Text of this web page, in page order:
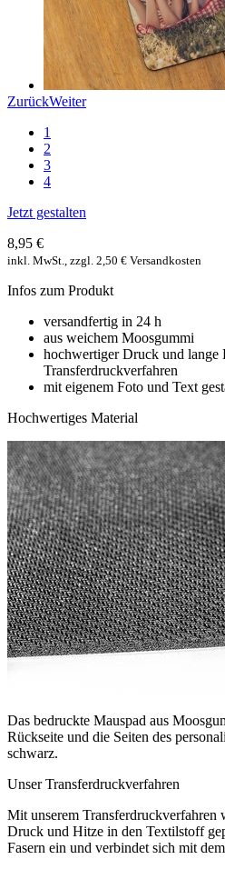
ZurückWeiter
1
2
3
4
Jetzt gestalten
8,95 €
inkl. MwSt., zzgl. 2,50 € Versandkosten
Infos zum Produkt
versandfertig in 24 h
aus weichem Moosgummi
hochwertiger Druck und lange
Transferdruckverfahren
mit eigenem Foto und Text
Hochwertiges Material
Das bedruckte Mauspad aus
Rückseite und die Seiten des
schwarz.
Unser Transferdruckverfahren
Mit unserem Transferdruckverfahren
Druck und Hitze in den Textilstoff
Fasern ein und verbindet sich mit